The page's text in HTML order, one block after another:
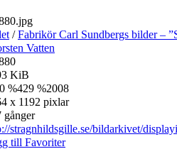
/Fabrikör Carl Sundbergs bilder –
Vatten
KiB
%429 %2008
x 1192 pixlar
gånger
stragnhildsgille.se/bildarkivet/
till Favoriter